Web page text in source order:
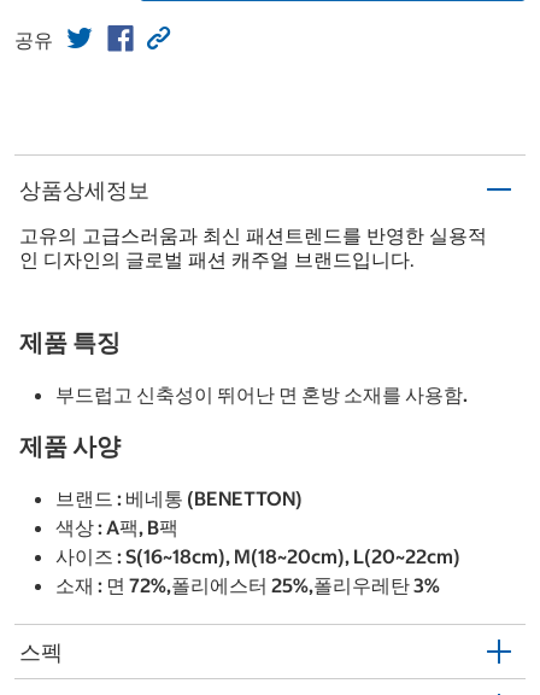
공유
상품상세정보
고유의 고급스러움과 최신 패션트렌드를 반영한 실용적
인 디자인의 글로벌 패션 캐주얼 브랜드입니다.
제품 특징
부드럽고 신축성이 뛰어난 면 혼방 소재를 사용함.
제품 사양
브랜드 : 베네통 (BENETTON)
색상 : A팩, B팩
사이즈 : S(16~18cm), M(18~20cm), L(20~22cm)
소재 : 면 72%,폴리에스터 25%,폴리우레탄 3%
스펙